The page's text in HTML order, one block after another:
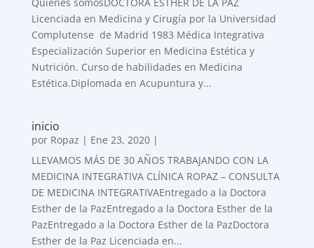
Licenciada en Medicina y Cirugía por la Universidad
Complutense de Madrid 1983 Médica Integrativa
Especialización Superior en Medicina Estética y
Nutrición. Curso de habilidades en Medicina
Estética.Diplomada en Acupuntura y...
inicio
por Ropaz | Ene 23, 2020|
LLEVAMOS MÁS DE 30 AÑOS TRABAJANDO CON LA
MEDICINA INTEGRATIVA CLÍNICA ROPAZ – CONSULTA
DE MEDICINA INTEGRATIVAEntregado a la Doctora
Esther de la PazEntregado a la Doctora Esther de la
PazEntregado a la Doctora Esther de la PazDoctora
Esther de la Paz Licenciada en...